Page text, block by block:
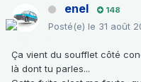
enel 148
Posté(e) le 31 août
Ça vient du soufflet côté
là dont tu parles...